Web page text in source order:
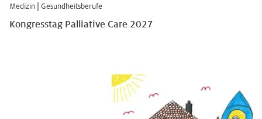
Medizin Gesundheitsberufe
Kongresstag Palliative Care 2027